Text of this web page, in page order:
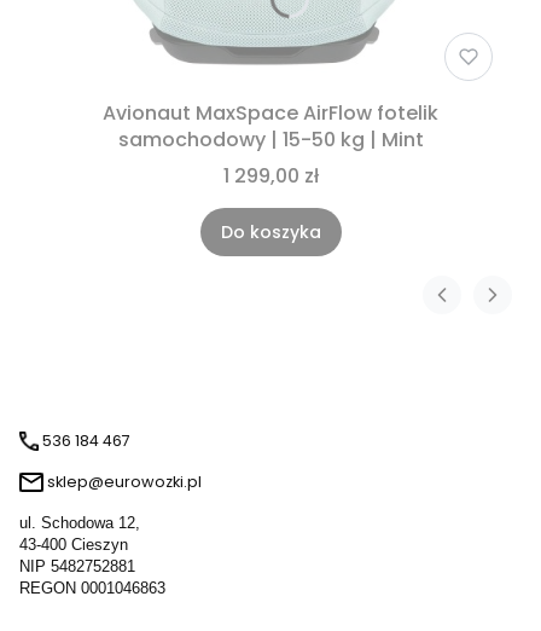
Avionaut MaxSpace AirFlow fotelik
samochodowy | 15-50 kg | Mint
1 299,00 zł
Do koszyka
536 184 467
sklep@eurowozki.pl
ul. Schodowa 12,
43-400 Cieszyn
NIP 5482752881
REGON 0001046863